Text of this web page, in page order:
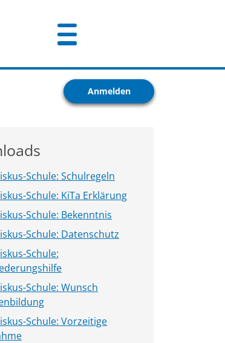
Anmelden
Schule: Schulregeln
Schule: KiTa Erklärung
Schule: Bekenntnis
Schule: Datenschutz
Schule:
Schule: Wunsch
Schule: Vorzeitige